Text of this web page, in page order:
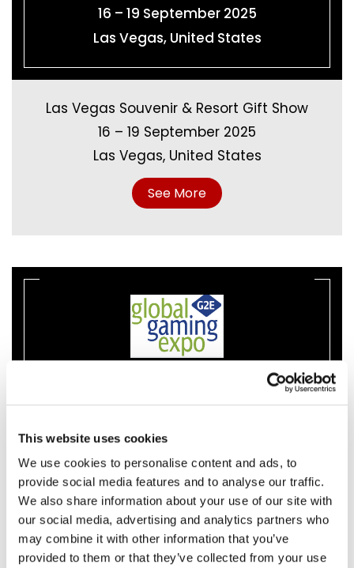
This website uses cookies
We use cookies to personalise content and ads, to
provide social media features and to analyse our traffic.
We also share information about your use of our site with
our social media, advertising and analytics partners who
may combine it with other information that you’ve
provided to them or that they’ve collected from your use
16 – 19 September 2025
Las Vegas, United States
Las Vegas Souvenir & Resort Gift Show
16 – 19 September 2025
Las Vegas, United States
See More
Las Vegas, United States
Global Gaming Expo
06 – 09 October 2025
Las Vegas, United States